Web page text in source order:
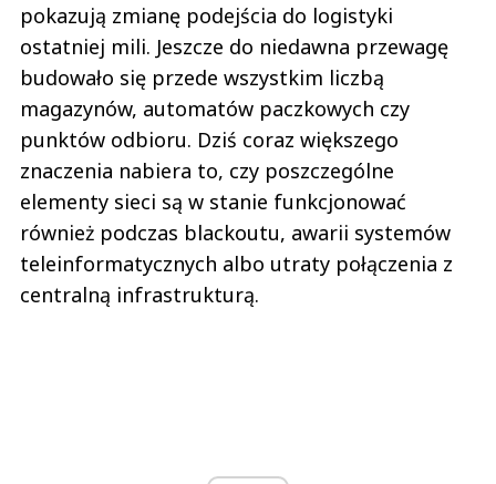
pokazują zmianę podejścia do logistyki
ostatniej mili. Jeszcze do niedawna przewagę
budowało się przede wszystkim liczbą
magazynów, automatów paczkowych czy
punktów odbioru. Dziś coraz większego
znaczenia nabiera to, czy poszczególne
elementy sieci są w stanie funkcjonować
również podczas blackoutu, awarii systemów
teleinformatycznych albo utraty połączenia z
centralną infrastrukturą.